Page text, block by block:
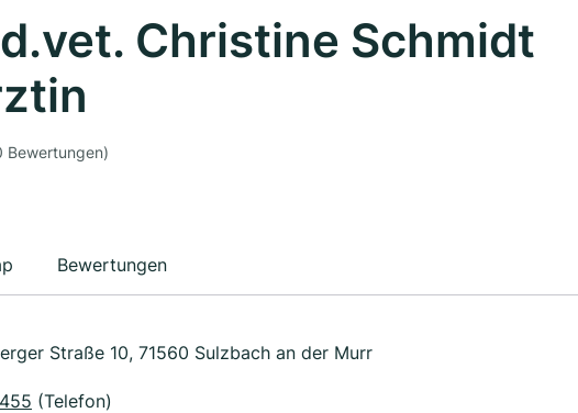
Christine Schmidt
Bewertungen)
Bewertungen
Straße 10, 71560 Sulzbach an der Murr
(Telefon)